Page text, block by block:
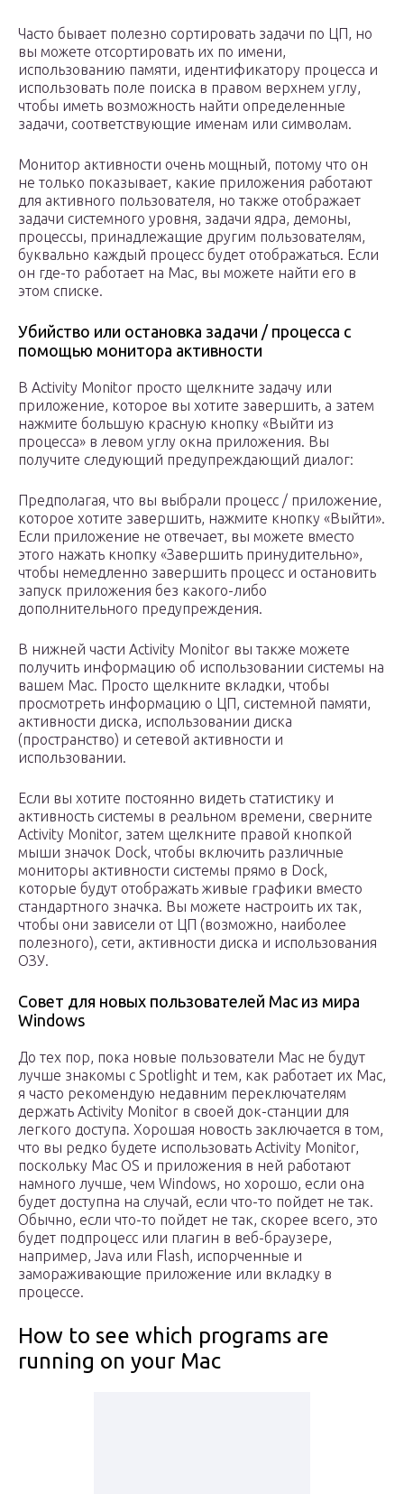
Часто бывает полезно сортировать задачи по ЦП, но
вы можете отсортировать их по имени,
использованию памяти, идентификатору процесса и
использовать поле поиска в правом верхнем углу,
чтобы иметь возможность найти определенные
задачи, соответствующие именам или символам.
Монитор активности очень мощный, потому что он
не только показывает, какие приложения работают
для активного пользователя, но также отображает
задачи системного уровня, задачи ядра, демоны,
процессы, принадлежащие другим пользователям,
буквально каждый процесс будет отображаться. Если
он где-то работает на Mac, вы можете найти его в
этом списке.
Убийство или остановка задачи / процесса с
помощью монитора активности
В Activity Monitor просто щелкните задачу или
приложение, которое вы хотите завершить, а затем
нажмите большую красную кнопку «Выйти из
процесса» в левом углу окна приложения. Вы
получите следующий предупреждающий диалог:
Предполагая, что вы выбрали процесс / приложение,
которое хотите завершить, нажмите кнопку «Выйти».
Если приложение не отвечает, вы можете вместо
этого нажать кнопку «Завершить принудительно»,
чтобы немедленно завершить процесс и остановить
запуск приложения без какого-либо
дополнительного предупреждения.
В нижней части Activity Monitor вы также можете
получить информацию об использовании системы на
вашем Mac. Просто щелкните вкладки, чтобы
просмотреть информацию о ЦП, системной памяти,
активности диска, использовании диска
(пространство) и сетевой активности и
использовании.
Если вы хотите постоянно видеть статистику и
активность системы в реальном времени, сверните
Activity Monitor, затем щелкните правой кнопкой
мыши значок Dock, чтобы включить различные
мониторы активности системы прямо в Dock,
которые будут отображать живые графики вместо
стандартного значка. Вы можете настроить их так,
чтобы они зависели от ЦП (возможно, наиболее
полезного), сети, активности диска и использования
ОЗУ.
Совет для новых пользователей Mac из мира
Windows
До тех пор, пока новые пользователи Mac не будут
лучше знакомы с Spotlight и тем, как работает их Mac,
я часто рекомендую недавним переключателям
держать Activity Monitor в своей док-станции для
легкого доступа. Хорошая новость заключается в том,
что вы редко будете использовать Activity Monitor,
поскольку Mac OS и приложения в ней работают
намного лучше, чем Windows, но хорошо, если она
будет доступна на случай, если что-то пойдет не так.
Обычно, если что-то пойдет не так, скорее всего, это
будет подпроцесс или плагин в веб-браузере,
например, Java или Flash, испорченные и
замораживающие приложение или вкладку в
процессе.
How to see which programs are
running on your Mac